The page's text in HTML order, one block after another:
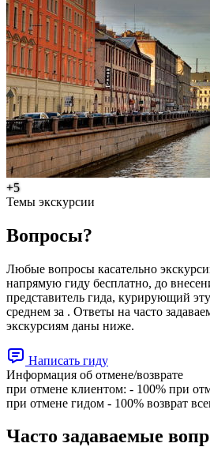
+5
Темы экскурсии
Вопросы?
Любые вопросы касательно
напрямую гиду бесплатно, до
представитель гида, курирующий
среднем за . Ответы на часто
экскурсиям даны ниже.
Написать гиду
Информация об отмене/возврате
при отмене клиентом: - 100% при
при отмене гидом - 100% возврат
Часто задаваемые